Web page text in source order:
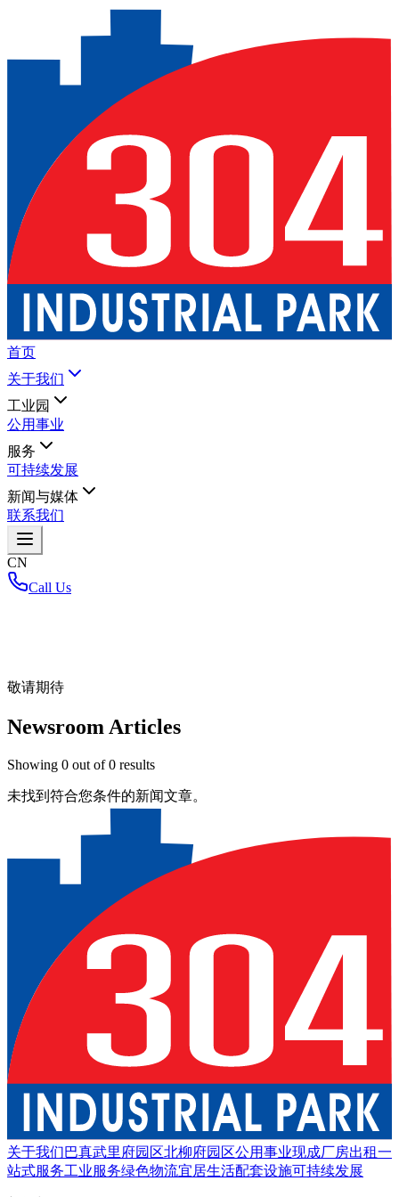
首页
关于我们
工业园
公用事业
服务
可持续发展
新闻与媒体
联系我们
CN
Call Us
敬请期待
Newsroom Articles
Showing 0 out of0 results
未找到符合您条件的新闻文章。
关于我们巴真武里府园区北柳府园区公用事业现成厂房出租一
站式服务工业服务绿色物流宜居生活配套设施可持续发展